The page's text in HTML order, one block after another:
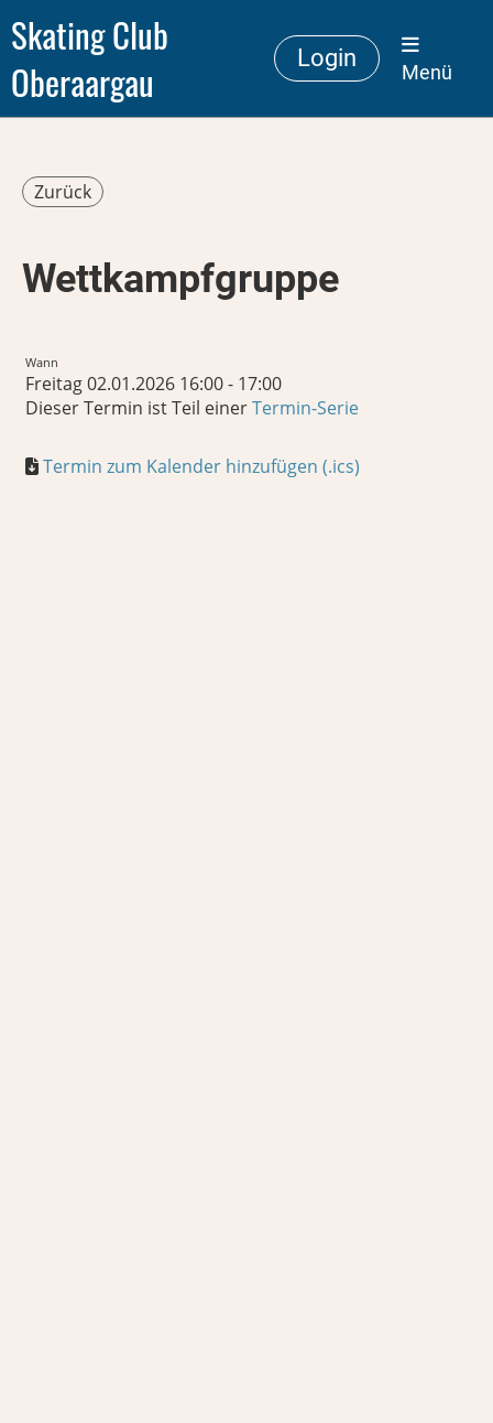
Skating Club
Oberaargau
Login
Menü
Zurück
Wettkampfgruppe
Wann
Freitag 02.01.2026 16:00 - 17:00
Dieser Termin ist Teil einerTermin-Serie
Termin zum Kalender hinzufügen (.ics)